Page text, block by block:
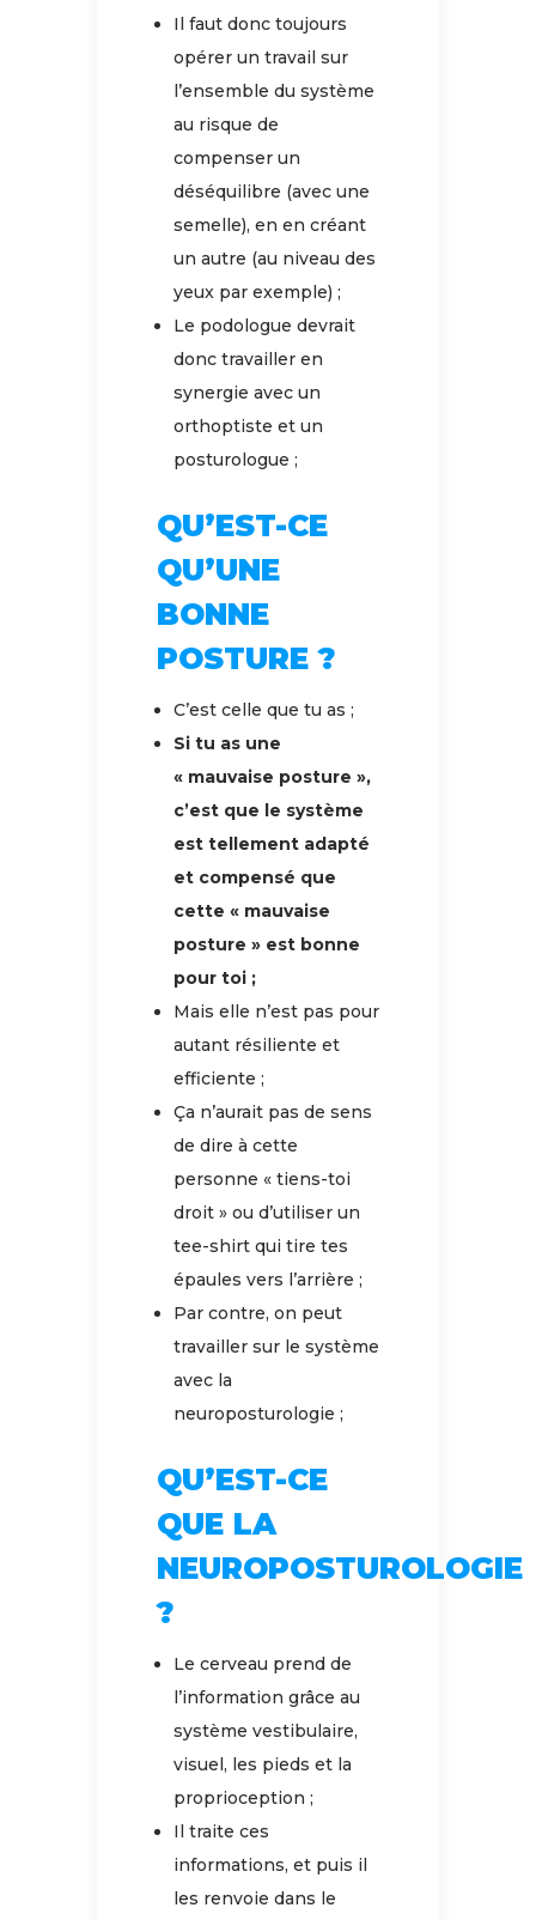
Il faut donc toujours
opérer un travail sur
l’ensemble du système
au risque de
compenser un
déséquilibre (avec une
semelle), en en créant
un autre (au niveau des
yeux par exemple) ;
Le podologue devrait
donc travailler en
synergie avec un
orthoptiste et un
posturologue ;
QU’EST-CE
QU’UNE
BONNE
POSTURE ?
C’est celle que tu as ;
Si tu as une
« mauvaise posture »,
c’est que le système
est tellement adapté
et compensé que
cette « mauvaise
posture » est bonne
pour toi ;
Mais elle n’est pas pour
autant résiliente et
efficiente ;
Ça n’aurait pas de sens
de dire à cette
personne « tiens-toi
droit » ou d’utiliser un
tee-shirt qui tire tes
épaules vers l’arrière ;
Par contre, on peut
travailler sur le système
avec la
neuroposturologie ;
QU’EST-CE
QUE LA
NEUROPOSTUROLOGIE
?
Le cerveau prend de
l’information grâce au
système vestibulaire,
visuel, les pieds et la
proprioception ;
Il traite ces
informations, et puis il
les renvoie dans le